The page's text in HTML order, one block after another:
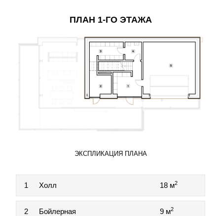
ПЛАН 1-ГО ЭТАЖА
ЭКСПЛИКАЦИЯ ПЛАНА
1 Холл 18 м2
2 Бойлерная 9 м2